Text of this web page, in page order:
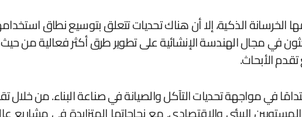
الخرسانة الذكية، إلا أن هناك تحديات تتعلق بتوسيع نطاق
في مجال الهندسة الإنشائية على تطوير طرق أكثر فعالية من حيث
الأبحاث.
في مواجهة تحديات التآكل والصيانة في صناعة البناء. من خلال